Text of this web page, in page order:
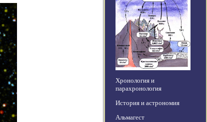
Хронология и
парахронология
История и астрономия
Альмагест